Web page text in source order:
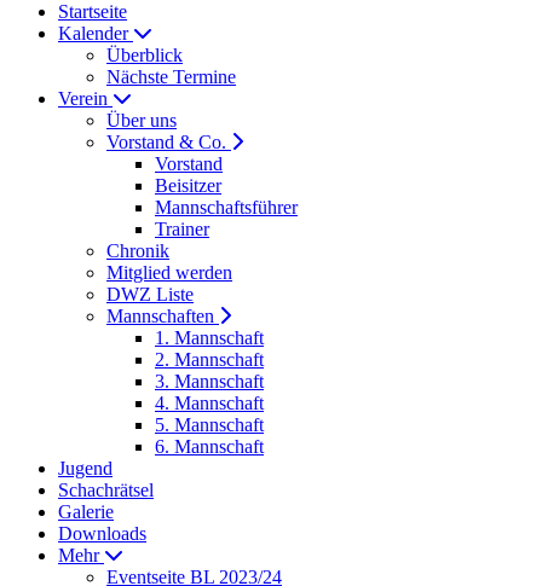
Startseite
Kalender
Überblick
Nächste Termine
Verein
Über uns
Vorstand & Co.
Vorstand
Beisitzer
Mannschaftsführer
Trainer
Chronik
Mitglied werden
DWZ Liste
Mannschaften
1. Mannschaft
2. Mannschaft
3. Mannschaft
4. Mannschaft
5. Mannschaft
6. Mannschaft
Jugend
Schachrätsel
Galerie
Downloads
Mehr
Eventseite BL 2023/24